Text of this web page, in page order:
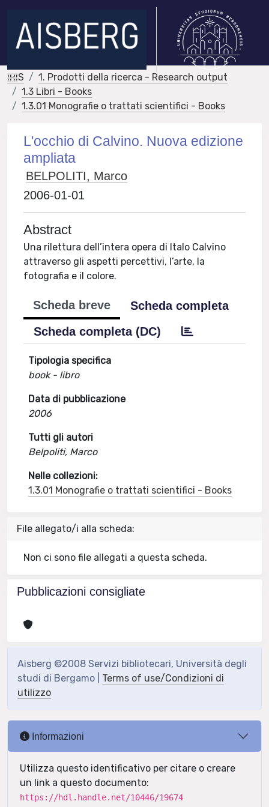
IRIS
1. Prodotti della ricerca - Research output
1.3 Libri - Books
1.3.01 Monografie o trattati scientifici - Books
L'occhio di Calvino. Nuova edizione
ampliata
BELPOLITI, Marco
2006-01-01
Abstract
Una rilettura dell’intera opera di Italo Calvino
attraverso gli aspetti percettivi, l’arte, la
fotografia e il colore.
Scheda breve
Scheda completa
Scheda completa (DC)
Tipologia specifica
book - libro
Data di pubblicazione
2006
Tutti gli autori
Belpoliti, Marco
Nelle collezioni:
1.3.01 Monografie o trattati scientifici - Books
File allegato/i alla scheda:
Non ci sono file allegati a questa scheda.
Pubblicazioni consigliate
Aisberg ©2008 Servizi bibliotecari, Università degli
studi di Bergamo | Terms of use/Condizioni di
utilizzo
Informazioni
Utilizza questo identificativo per citare o creare
un link a questo documento:
https://hdl.handle.net/10446/19674